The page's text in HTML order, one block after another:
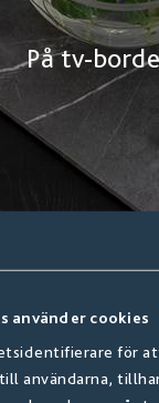
använder cookies
för
användarna,
På tv-